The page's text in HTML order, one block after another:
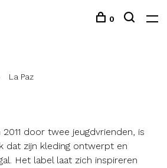
0
La Paz
door twee jeugdvrienden, is
dat zijn kleding ontwerpt en
Het label laat zich inspireren